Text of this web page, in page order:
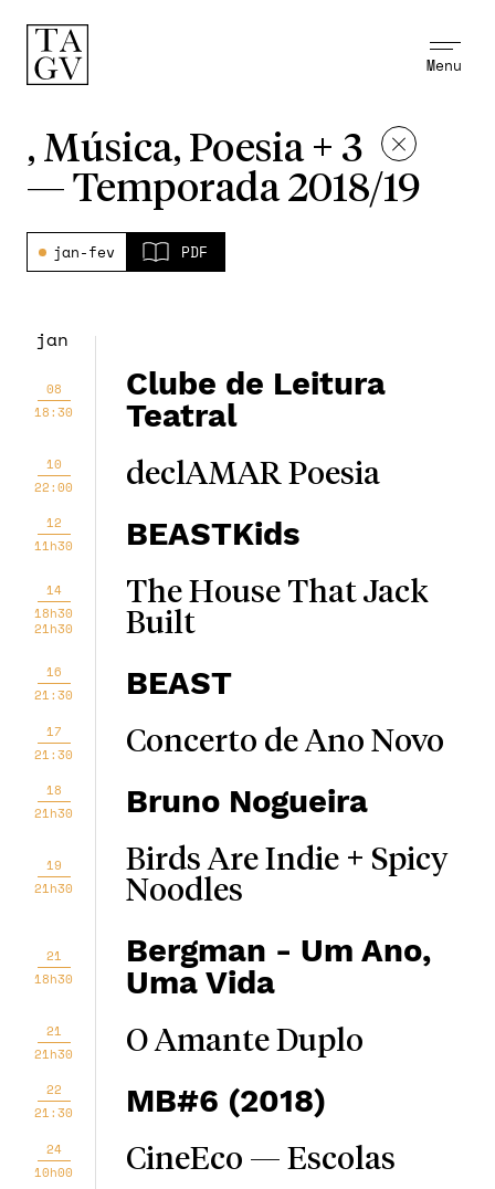
Menu
, Música, Poesia + 3
— Temporada 2018/19
jan-fev PDF
jan
08
18:30
Clube de Leitura
Teatral
10
22:00
declAMAR Poesia
12
11h30
BEASTKids
14
18h30
21h30
The House That Jack
Built
16
21:30
BEAST
17
21:30
Concerto de Ano Novo
18
21h30
Bruno Nogueira
19
21h30
Birds Are Indie + Spicy
Noodles
21
18h30
Bergman - Um Ano,
Uma Vida
21
21h30
O Amante Duplo
22
21:30
MB#6 (2018)
24
10h00
CineEco — Escolas